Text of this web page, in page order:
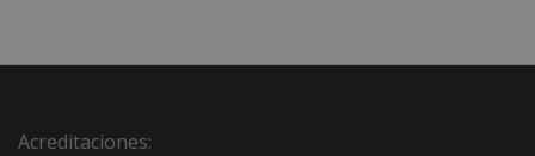
Acreditaciones: